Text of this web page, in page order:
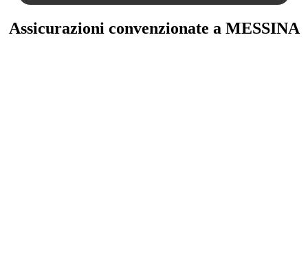
Assicurazioni convenzionate a MESSINA